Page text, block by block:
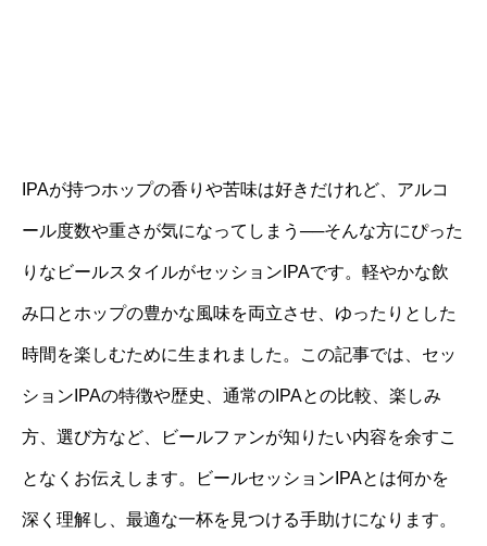
IPAが持つホップの香りや苦味は好きだけれど、アルコ
ール度数や重さが気になってしまう──そんな方にぴった
りなビールスタイルがセッションIPAです。軽やかな飲
み口とホップの豊かな風味を両立させ、ゆったりとした
時間を楽しむために生まれました。この記事では、セッ
ションIPAの特徴や歴史、通常のIPAとの比較、楽しみ
方、選び方など、ビールファンが知りたい内容を余すこ
となくお伝えします。ビールセッションIPAとは何かを
深く理解し、最適な一杯を見つける手助けになります。